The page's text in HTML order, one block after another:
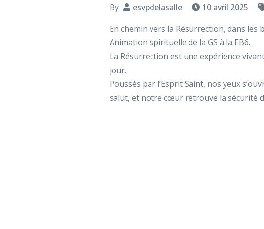
By esvpdelasalle 10 avril 2025
En chemin vers la Résurrection, dans
Animation spirituelle de la GS à la EB6.
La Résurrection est une expérience
jour.
Poussés par l’Esprit Saint, nos yeux
salut, et notre cœur retrouve la sécurité